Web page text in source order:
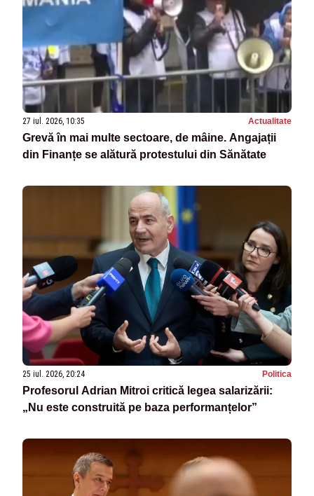
27 iul. 2026, 10:35 Actualitate
Grevă în mai multe sectoare, de mâine. Angajații
din Finanțe se alătură protestului din Sănătate
25 iul. 2026, 20:24 Politica
Profesorul Adrian Mitroi critică legea salarizării:
„Nu este construită pe baza performanțelor”